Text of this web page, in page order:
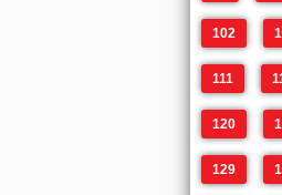
102
111
120
129